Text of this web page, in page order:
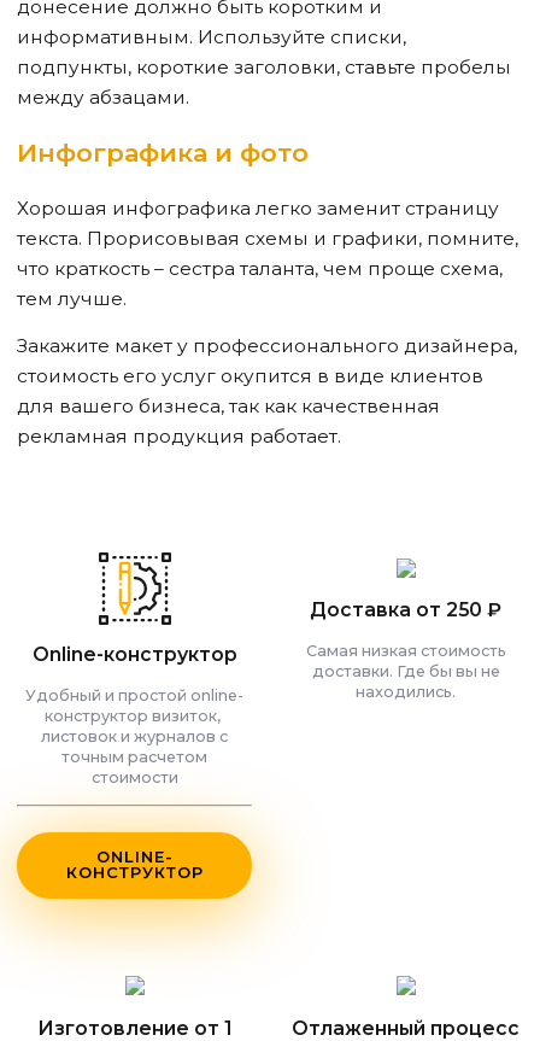
донесение должно быть коротким и
информативным. Используйте списки,
подпункты, короткие заголовки, ставьте пробелы
между абзацами.
Инфографика и фото
Хорошая инфографика легко заменит страницу
текста. Прорисовывая схемы и графики, помните,
что краткость – сестра таланта, чем проще схема,
тем лучше.
Закажите макет у профессионального дизайнера,
стоимость его услуг окупится в виде клиентов
для вашего бизнеса, так как качественная
рекламная продукция работает.
Online-конструктор
Удобный и простой online-
конструктор визиток,
листовок и журналов с
точным расчетом
стоимости
ONLINE-
КОНСТРУКТОР
Доставка от 250 ₽
Самая низкая стоимость
доставки. Где бы вы не
находились.
Изготовление от 1
Отлаженный процесс